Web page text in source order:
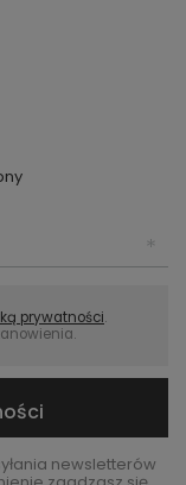
prywatności.
newsletterów